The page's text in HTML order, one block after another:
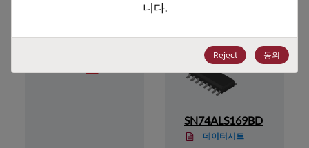
SN74ALS169BD
데이터시트
니다.
Reject 동의